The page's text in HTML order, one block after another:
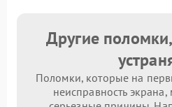
Другие
Поломки, которые на
неисправность экрана,